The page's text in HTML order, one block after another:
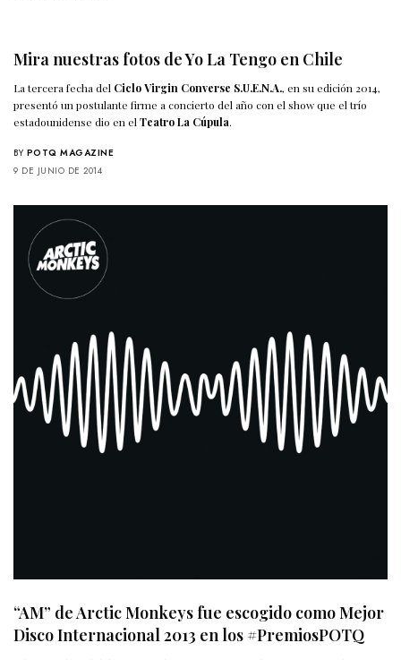
Mira nuestras fotos de Yo La Tengo en Chile
La tercera fecha del Ciclo Virgin Converse S.U.E.N.A., en su edición 2014,
presentó un postulante firme a concierto del año con el show que el trío
estadounidense dio en elTeatro La Cúpula.
BY POTQ MAGAZINE
9 DE JUNIO DE 2014
“AM” de Arctic Monkeys fue escogido como Mejor
Disco Internacional 2013 en los #PremiosPOTQ